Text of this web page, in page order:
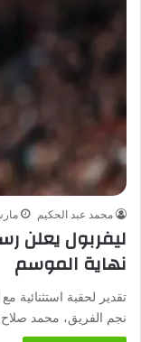
محمد عبد الحكيم مارس
ليفربول يعلن
نهاية الموسم
تقدير لحقبة استثنائية
نجم الفريق، محمد